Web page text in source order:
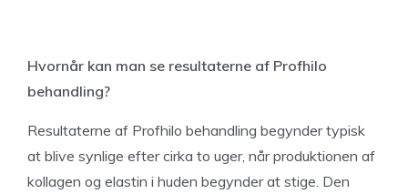
Hvornår kan man se resultaterne af Profhilo
behandling?
Resultaterne af Profhilo behandling begynder typisk
at blive synlige efter cirka to uger, når produktionen af
kollagen og elastin i huden begynder at stige. Den